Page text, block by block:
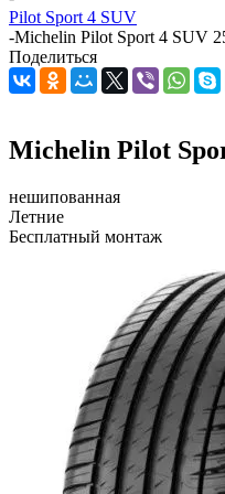
Pilot Sport 4 SUV
-Michelin Pilot Sport 4 SUV
Поделиться
Michelin Pilot
нешипованная
Летние
Бесплатный монтаж